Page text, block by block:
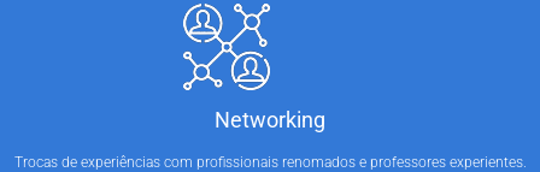
Networking
Trocas de experiências com profissionais renomados e professores experientes.